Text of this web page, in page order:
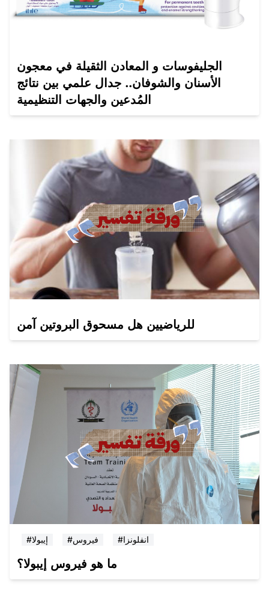
الجليفوسات و المعادن الثقيلة في معجون
الأسنان والشوفان.. جدال علمي بين نتائج
المُدعين والجهات التنظيمية
للرياضيين هل مسحوق البروتين آمن
#إيبولا #فيروس #انفلونزا
ما هو فيروس إيبولا؟